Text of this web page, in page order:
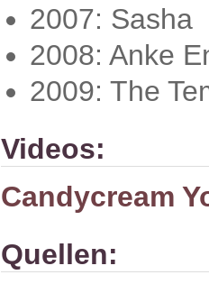
2007: Sasha
2008: Anke
2009: The
Videos:
Candycream
Quellen: